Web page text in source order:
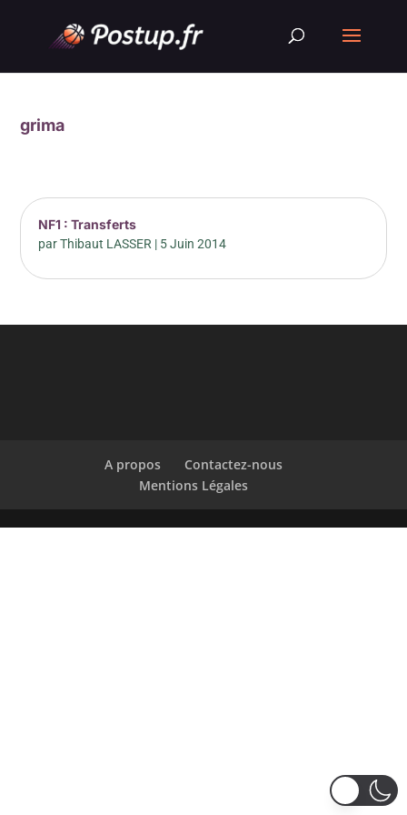
grima
NF1 : Transferts
parThibaut LASSER | 5 Juin 2014
A propos
Contactez-nous
Mentions Légales